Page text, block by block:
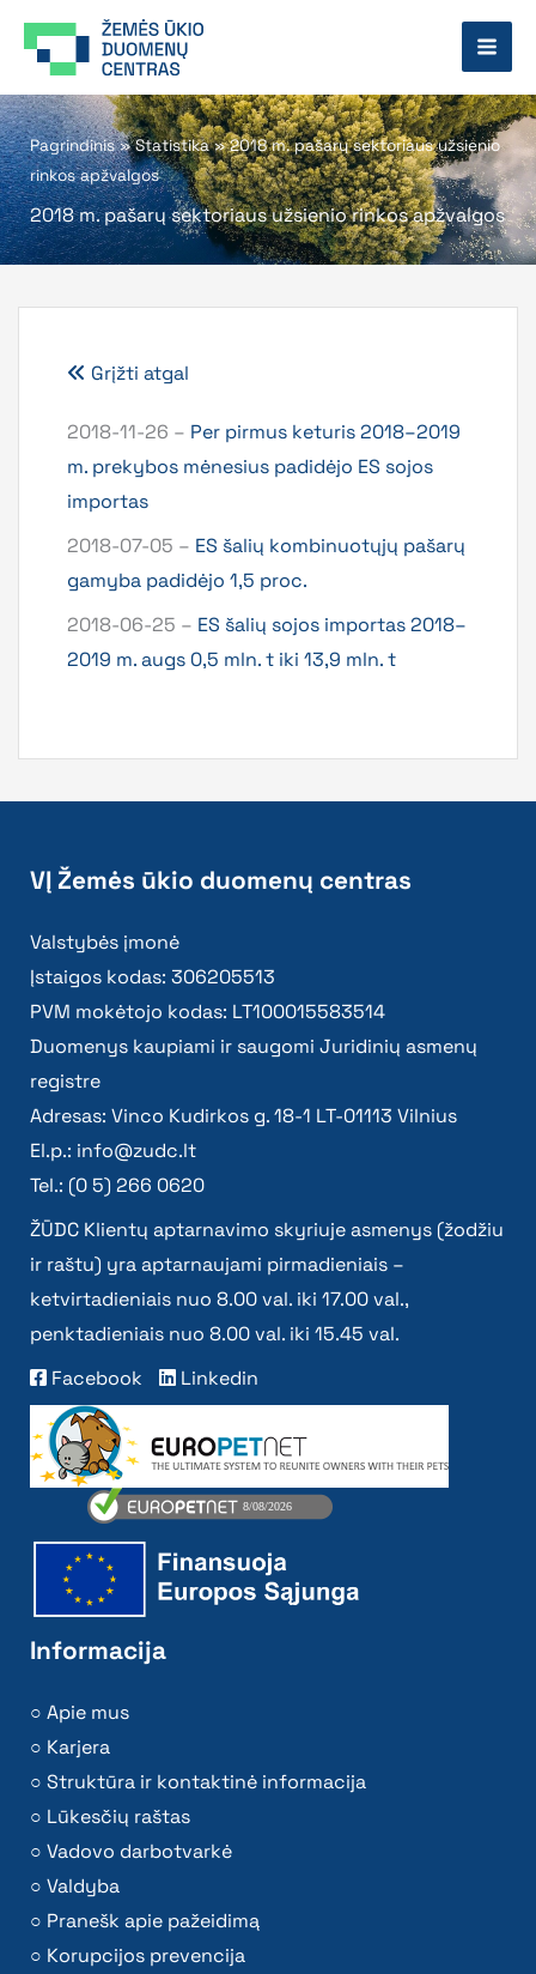
prie
Pagrindinis»Statistika»2018 m. pašarų sektoriaus užsienio
rinkos apžvalgos
2018 m. pašarų sektoriaus užsienio rinkos apžvalgos
Grįžti atgal
2018-11-26 – Per pirmus keturis 2018–2019
m. prekybos mėnesius padidėjo ES sojos
importas
2018-07-05 – ES šalių kombinuotųjų pašarų
gamyba padidėjo 1,5 proc.
2018-06-25 – ES šalių sojos importas 2018–
2019 m. augs 0,5 mln. t iki 13,9 mln. t
VĮ Žemės ūkio duomenų centras
Valstybės įmonė
Įstaigos kodas: 306205513
PVM mokėtojo kodas: LT100015583514
Duomenys kaupiami ir saugomi Juridinių asmenų
registre
Adresas: Vinco Kudirkos g. 18-1 LT-01113 Vilnius
El.p.: info@zudc.lt
Tel.: (0 5) 266 0620
ŽŪDC Klientų aptarnavimo skyriuje asmenys (žodžiu
ir raštu) yra aptarnaujami pirmadieniais –
ketvirtadieniais nuo 8.00 val. iki 17.00 val.,
penktadieniais nuo 8.00 val. iki 15.45 val.
Facebook
Linkedin
Informacija
Apie mus
Karjera
Struktūra ir kontaktinė informacija
Lūkesčių raštas
Vadovo darbotvarkė
Valdyba
Pranešk apie pažeidimą
Korupcijos prevencija